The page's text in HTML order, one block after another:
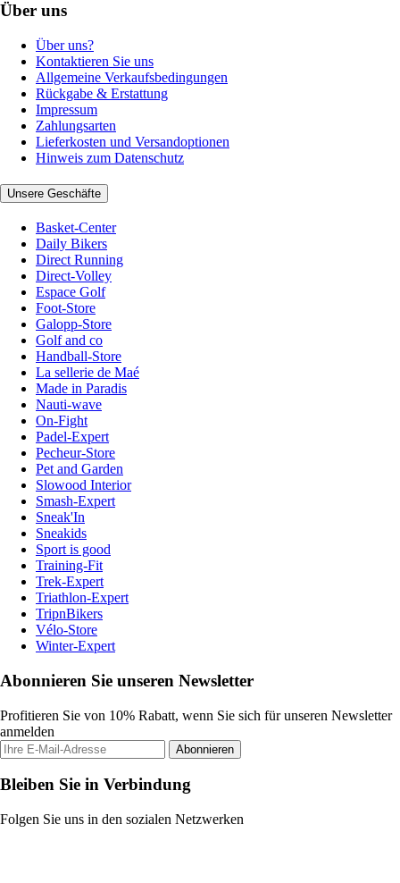
Über uns
Über uns?
Kontaktieren Sie uns
Allgemeine Verkaufsbedingungen
Rückgabe & Erstattung
Impressum
Zahlungsarten
Lieferkosten und Versandoptionen
Hinweis zum Datenschutz
Unsere Geschäfte
Basket-Center
Daily Bikers
Direct Running
Direct-Volley
Espace Golf
Foot-Store
Galopp-Store
Golf and co
Handball-Store
La sellerie de Maé
Made in Paradis
Nauti-wave
On-Fight
Padel-Expert
Pecheur-Store
Pet and Garden
Slowood Interior
Smash-Expert
Sneak'In
Sneakids
Sport is good
Training-Fit
Trek-Expert
Triathlon-Expert
TripnBikers
Vélo-Store
Winter-Expert
Abonnieren Sie unseren Newsletter
Profitieren Sie von 10% Rabatt, wenn Sie sich für unseren Newsletter
anmelden
Abonnieren
Bleiben Sie in Verbindung
Folgen Sie uns in den sozialen Netzwerken